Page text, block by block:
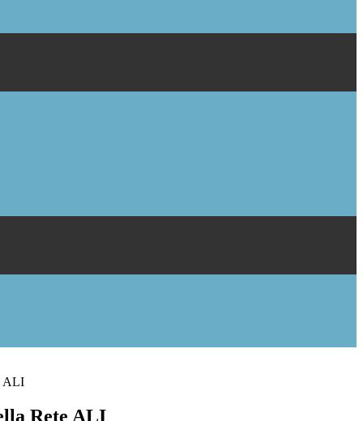
ALI
Rete ALI